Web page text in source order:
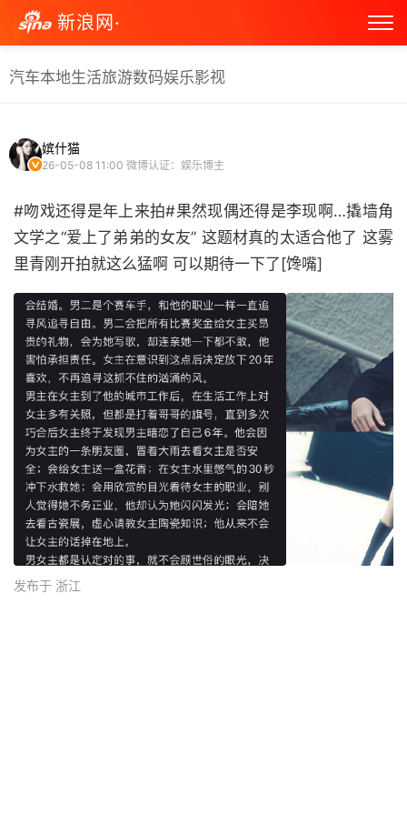
新浪网·
汽车本地生活旅游数码娱乐影视
嫔什猫
26-05-08 11:00 微博认证：娱乐博主
#吻戏还得是年上来拍#果然现偶还得是李现啊…撬墙角
文学之“爱上了弟弟的女友” 这题材真的太适合他了 这雾
里青刚开拍就这么猛啊 可以期待一下了[馋嘴] ​
发布于 浙江